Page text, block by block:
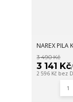
NAREX PILA
3 490 Kč
3 141 Kč/
2 596 Kč bez